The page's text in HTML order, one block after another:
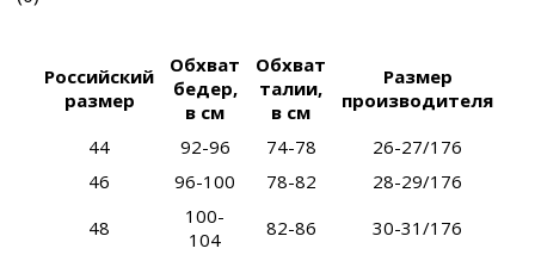
Российский
размер
Обхват
бедер,
в см
Обхват
талии,
в см
Размер
производителя
44
92-96 74-78
26-27/176
46
96-100 78-82
28-29/176
48
100-
104
82-86 30-31/176